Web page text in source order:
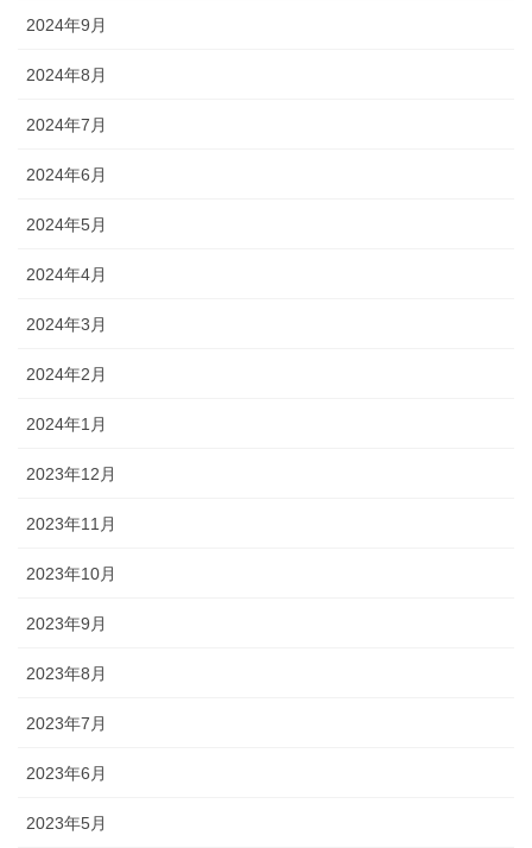
2024年9月
2024年8月
2024年7月
2024年6月
2024年5月
2024年4月
2024年3月
2024年2月
2024年1月
2023年12月
2023年11月
2023年10月
2023年9月
2023年8月
2023年7月
2023年6月
2023年5月